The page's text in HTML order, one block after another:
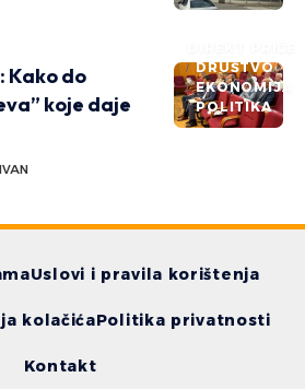
DRUŠTVO
EKONOMIJA
POLITIKA
Kako do
koje daje
Uslovi i pravila korištenja
kolačićaPolitika privatnosti
Kontakt